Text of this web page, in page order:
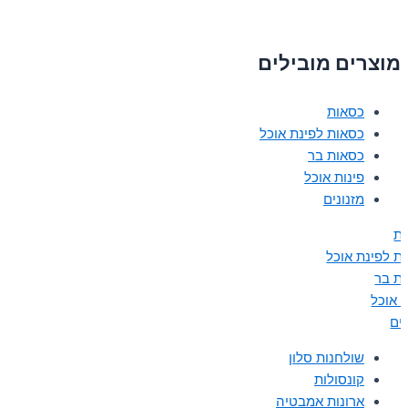
מוצרים מובילים
כסאות
כסאות לפינת אוכל
כסאות בר
פינות אוכל
מזנונים
לפינת אוכל
בר
אוכל
שולחנות סלון
קונסולות
ארונות אמבטיה